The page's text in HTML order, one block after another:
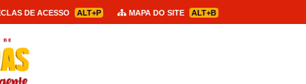
DE ACESSO ALT+P MAPA DO SITE ALT+B